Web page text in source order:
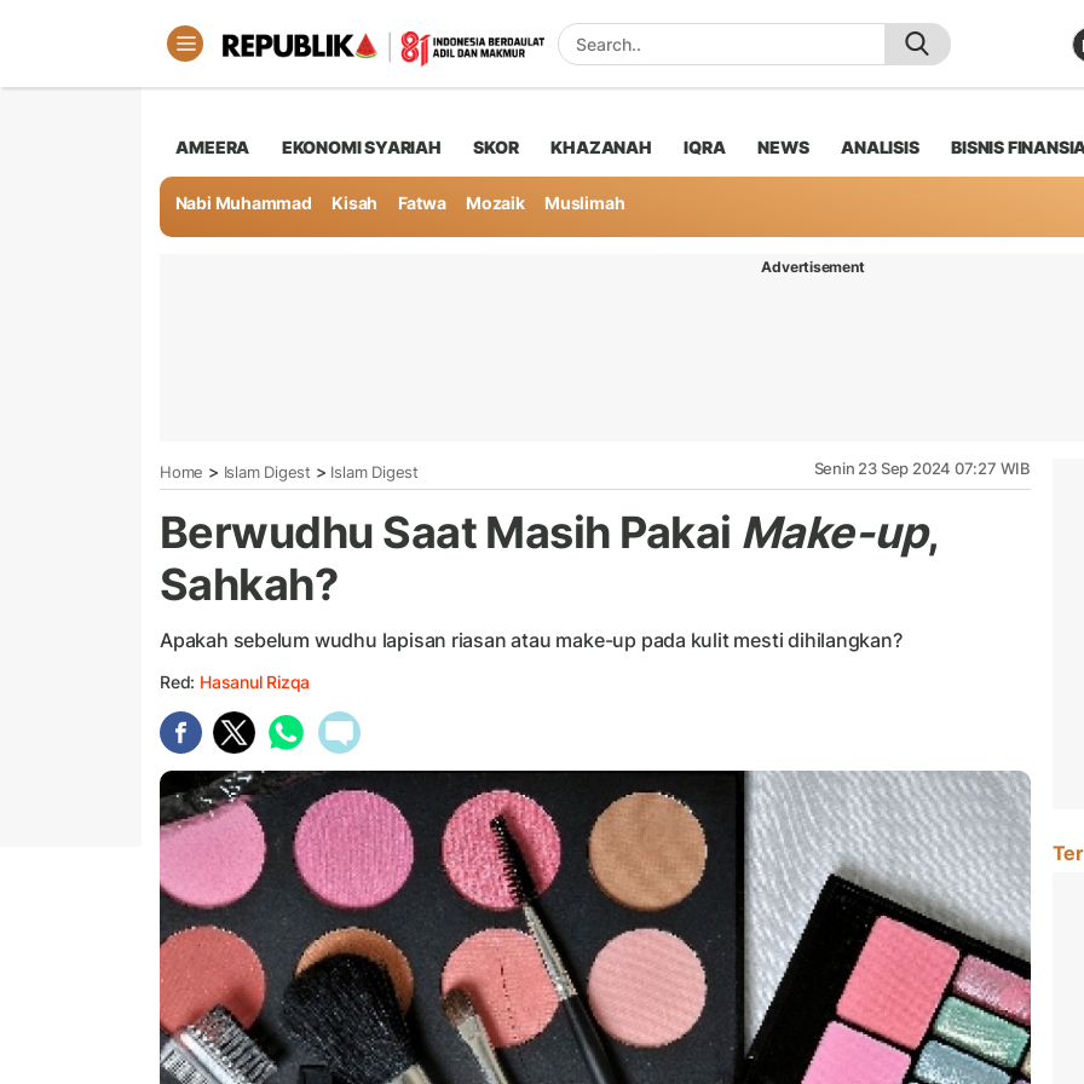
AMEERA EKONOMI SYARIAH SKOR KHAZANAH IQRA NEWS ANALISIS BISNIS
Nabi Muhammad Kisah Fatwa Mozaik Muslimah
Advertisement
Home > Islam Digest > Islam Digest Senin 23 Sep 2024 07:27 WIB
Berwudhu Saat Masih Pakai Make-up,
Sahkah?
Apakah sebelum wudhu lapisan riasan atau make-up pada kulit mesti dihilangkan?
Red: Hasanul Rizqa